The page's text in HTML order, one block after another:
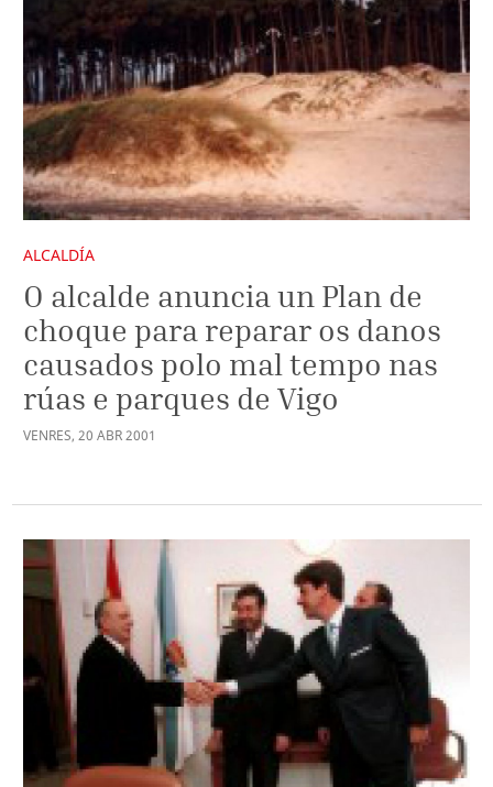
ALCALDÍA
O alcalde anuncia un Plan de
choque para reparar os danos
causados polo mal tempo nas
rúas e parques de Vigo
VENRES, 20 ABR2001